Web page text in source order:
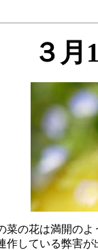
３月
菜の花は満開の
作している弊害